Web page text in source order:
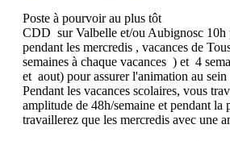
Poste à pourvoir au plus tôt
CDD  sur Valbelle et/ou Aubignosc 10h
pendant les mercredis , vacances de
semaines à chaque vacances  ) et  4
et  aout) pour assurer l'animation au
Pendant les vacances scolaires, vous
amplitude de 48h/semaine et pendant la
travaillerez que les mercredis avec une